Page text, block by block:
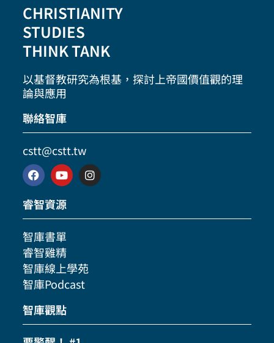
CHRISTIANITY
STUDIES
THINK TANK
以基督教研究為根基，探討上帝國價值觀的理
論與應用
聯絡智庫
cstt@cstt.tw
睿智資源
智庫書單
睿智雞精
智庫線上學苑
智庫Podcast
智庫觀點